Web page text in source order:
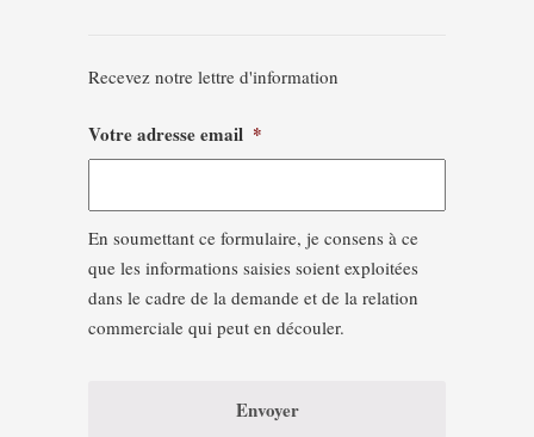
Recevez notre lettre d'information
Votre adresse email *
En soumettant ce formulaire, je consens à ce
que les informations saisies soient exploitées
dans le cadre de la demande et de la relation
commerciale qui peut en découler.